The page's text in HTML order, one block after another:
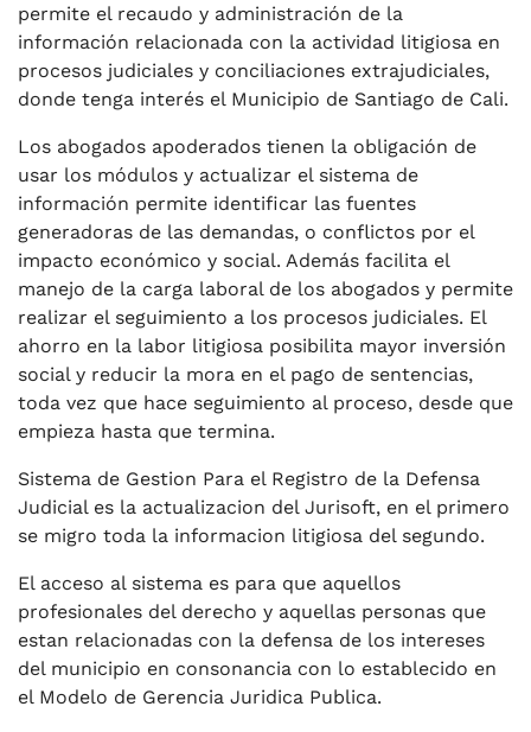
permite el recaudo y administración de la
información relacionada con la actividad litigiosa en
procesos judiciales y conciliaciones extrajudiciales,
donde tenga interés el Municipio de Santiago de Cali.
Los abogados apoderados tienen la obligación de
usar los módulos y actualizar el sistema de
información permite identificar las fuentes
generadoras de las demandas, o conflictos por el
impacto económico y social. Además facilita el
manejo de la carga laboral de los abogados y permite
realizar el seguimiento a los procesos judiciales. El
ahorro en la labor litigiosa posibilita mayor inversión
social y reducir la mora en el pago de sentencias,
toda vez que hace seguimiento al proceso, desde que
empieza hasta que termina.
Sistema de Gestion Para el Registro de la Defensa
Judicial es la actualizacion del Jurisoft, en el primero
se migro toda la informacion litigiosa del segundo.
El acceso al sistema es para que aquellos
profesionales del derecho y aquellas personas que
estan relacionadas con la defensa de los intereses
del municipio en consonancia con lo establecido en
el Modelo de Gerencia Juridica Publica.